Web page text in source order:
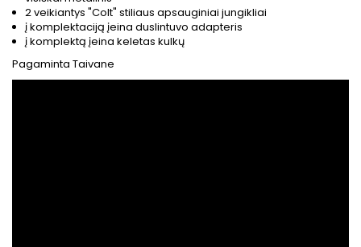
2 veikiantys "Colt" stiliaus apsauginiai jungikliai
į komplektaciją įeina duslintuvo adapteris
į komplektą įeina keletas kulkų
Pagaminta Taivane